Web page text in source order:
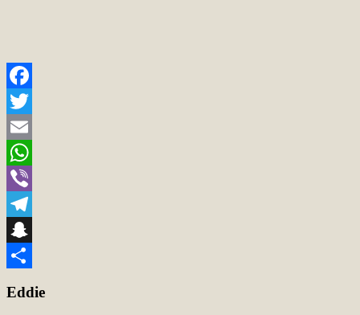
Facebook
Twitter
Email
WhatsApp
Viber
Telegram
Snapchat
Eddie